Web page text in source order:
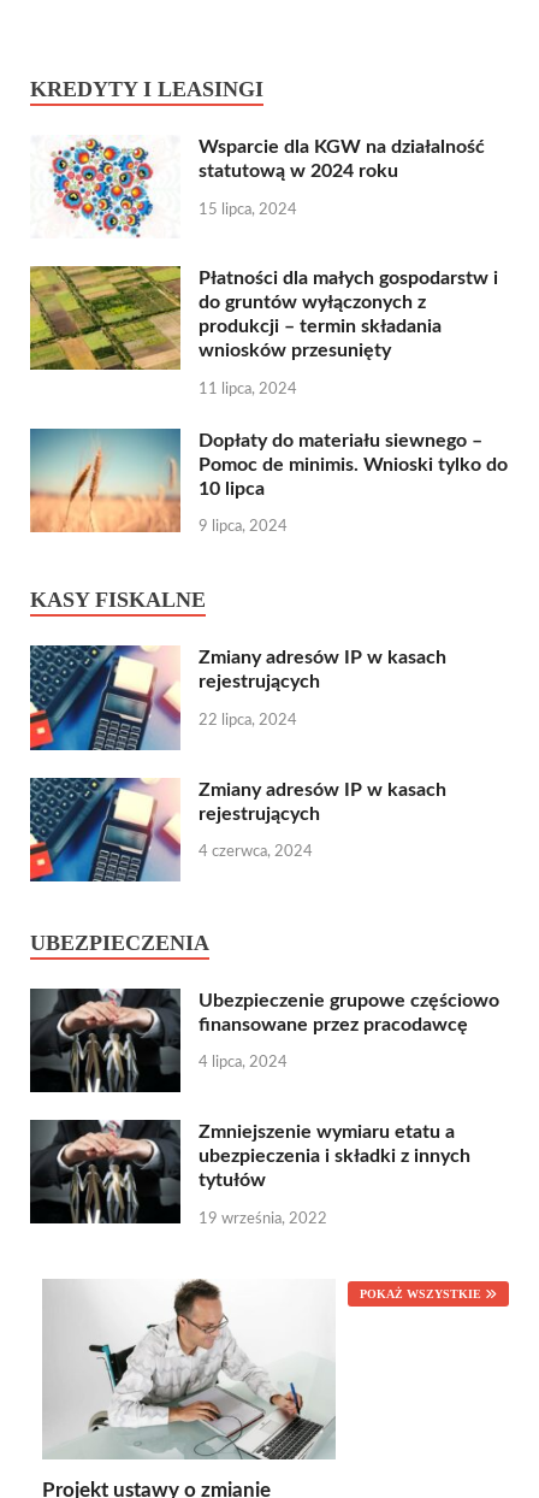
KREDYTY I LEASINGI
Wsparcie dla KGW na działalność
statutową w 2024 roku
15 lipca, 2024
Płatności dla małych gospodarstw i
do gruntów wyłączonych z
produkcji – termin składania
wniosków przesunięty
11 lipca, 2024
Dopłaty do materiału siewnego –
Pomoc de minimis. Wnioski tylko do
10 lipca
9 lipca, 2024
KASY FISKALNE
Zmiany adresów IP w kasach
rejestrujących
22 lipca, 2024
Zmiany adresów IP w kasach
rejestrujących
4 czerwca, 2024
UBEZPIECZENIA
Ubezpieczenie grupowe częściowo
finansowane przez pracodawcę
4 lipca, 2024
Zmniejszenie wymiaru etatu a
ubezpieczenia i składki z innych
tytułów
19 września, 2022
POKAŻ WSZYSTKIE
Projekt ustawy o zmianie